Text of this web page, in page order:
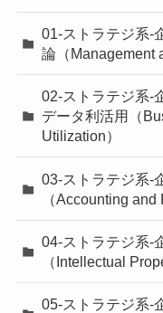
01-ストラテジ系-
論（Management
02-ストラテジ系-
データ利活用（
Utilization）
03-ストラテジ系-
（Accounting and
04-ストラテジ系-
（Intellectual
05-ストラテジ系-